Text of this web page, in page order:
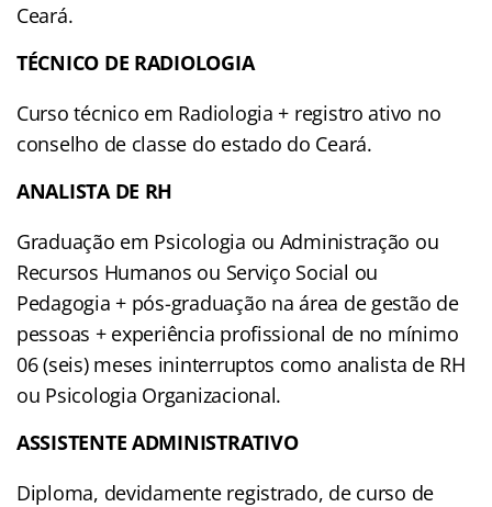
Ceará.
TÉCNICO DE RADIOLOGIA
Curso técnico em Radiologia + registro ativo no
conselho de classe do estado do Ceará.
ANALISTA DE RH
Graduação em Psicologia ou Administração ou
Recursos Humanos ou Serviço Social ou
Pedagogia + pós-graduação na área de gestão de
pessoas + experiência profissional de no mínimo
06 (seis) meses ininterruptos como analista de RH
ou Psicologia Organizacional.
ASSISTENTE ADMINISTRATIVO
Diploma, devidamente registrado, de curso de